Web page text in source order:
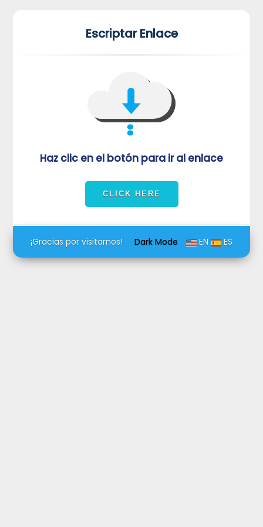
Escriptar Enlace
Haz clic en el botón para ir al enlace
Dark Mode EN ES
¡Gracias por visitarnos!
VUVORmRFeFRNVlJrUjBZd1kza3dkRkJuUFQwPQ==